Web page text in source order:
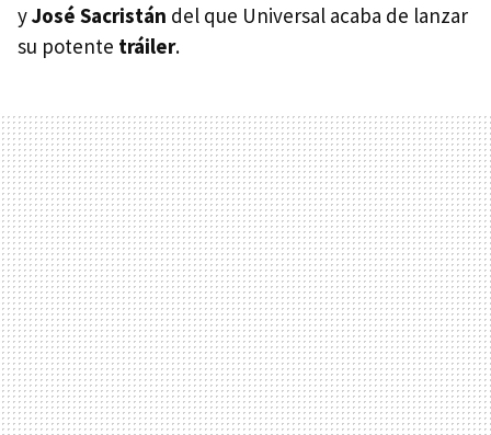
yJosé Sacristán del que Universal acaba de lanzar
su potente tráiler.